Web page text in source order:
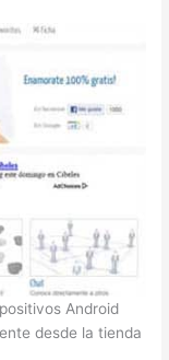
Android
desde la tienda